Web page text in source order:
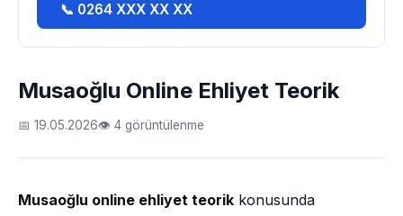
Musaoğlu Online Ehliyet Teorik
📅 19.05.2026👁 4 görüntülenme
Musaoğlu online ehliyet teorik konusunda
📞 0264 XXX XX XX